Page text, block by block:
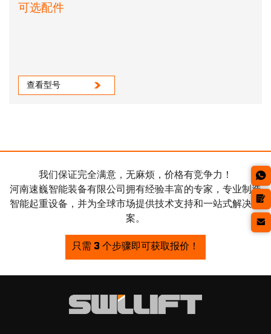
可选配件
查看型号
我们保证完全满意，无麻烦，价格有竞争力！
河南速巍智能装备有限公司拥有经验丰富的专家，专业制造
智能起重设备，并为全球市场提供技术支持和一站式解决方
案。
只需 3 个步骤即可获取报价！